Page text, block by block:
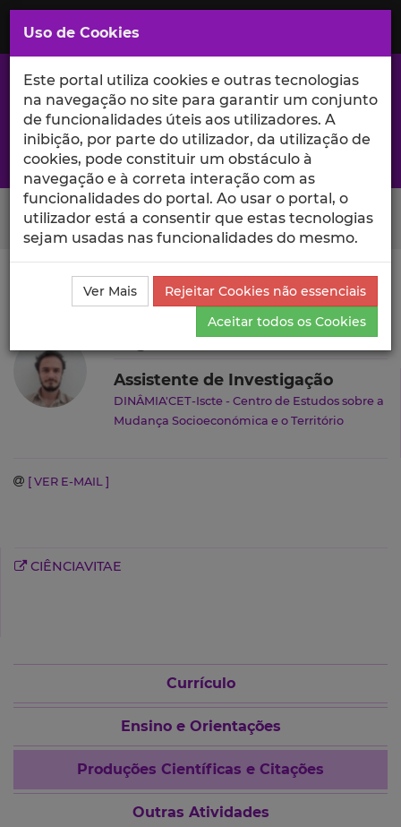
Saltar
para
Conteúdo
Principal
A excelência da investigação e ciência no Iscte
Search Button
Ciência_Iscte Autores Miguel Duarte
Produções
Científicas e Citações
Miguel Duarte
Assistente de Investigação
DINÂMIA'CET-Iscte - Centro de Estudos sobre a
Mudança Socioeconómica e o Território
[ VER E-MAIL ]
CIÊNCIAVITAE
Currículo
Ensino e Orientações
Produções Científicas e Citações
Outras Atividades
Uso de Cookies
Este portal utiliza cookies e outras tecnologias
na navegação no site para garantir um conjunto
de funcionalidades úteis aos utilizadores. A
inibição, por parte do utilizador, da utilização de
cookies, pode constituir um obstáculo à
navegação e à correta interação com as
funcionalidades do portal. Ao usar o portal, o
utilizador está a consentir que estas tecnologias
sejam usadas nas funcionalidades do mesmo.
Ver Mais
Rejeitar Cookies não essenciais
Aceitar todos os Cookies